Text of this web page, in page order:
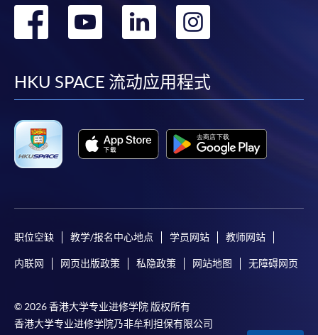
转
facebook
转
youtube
转
linkedin
转
HKU SPACE 流动应用程式
职位空缺 教学/报名中心地点 学员网站 教师网站
内联网 网页出版政策 私隐政策 网站地图 无障碍网页
© 2026 香港大学专业进修学院 版权所有
香港大学专业进修学院乃非牟利担保有限公司